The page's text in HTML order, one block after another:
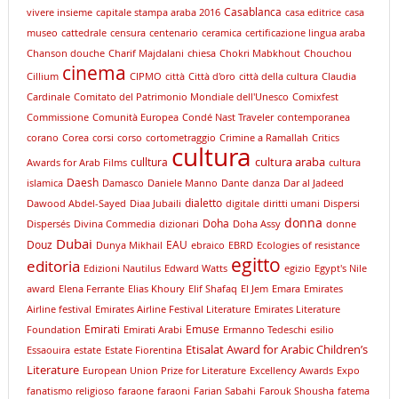
vivere insieme capitale stampa araba 2016 Casablanca casa editrice casa
museo cattedrale censura centenario ceramica certificazione lingua araba
Chanson douche Charif Majdalani chiesa Chokri Mabkhout Chouchou
Cillium cinema CIPMO città Città d'oro città della cultura Claudia
Cardinale Comitato del Patrimonio Mondiale dell'Unesco Comixfest
Commissione Comunità Europea Condé Nast Traveler contemporanea
corano Corea corsi corso cortometraggio Crimine a Ramallah Critics
Awards for Arab Films culltura cultura cultura araba cultura
islamica Daesh Damasco Daniele Manno Dante danza Dar al Jadeed
Dawood Abdel-Sayed Diaa Jubaili dialetto digitale diritti umani Dispersi
Dispersés Divina Commedia dizionari Doha Doha Assy donna donne
Douz Dubai Dunya Mikhail EAU ebraico EBRD Ecologies of resistance
editoria Edizioni Nautilus Edward Watts egitto egizio Egypt's Nile
award Elena Ferrante Elias Khoury Elif Shafaq El Jem Emara Emirates
Airline festival Emirates Airline Festival Literature Emirates Literature
Foundation Emirati Emirati Arabi Emuse Ermanno Tedeschi esilio
Essaouira estate Estate Fiorentina Etisalat Award for Arabic Children’s
Literature European Union Prize for Literature Excellency Awards Expo
fanatismo religioso faraone faraoni Farian Sabahi Farouk Shousha fatema